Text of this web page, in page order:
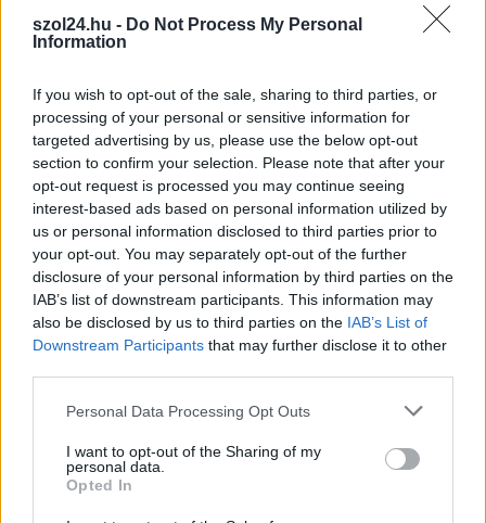
szol24.hu - Do Not Process My Personal
Information
If you wish to opt-out of the sale, sharing to third parties, or
processing of your personal or sensitive information for
targeted advertising by us, please use the below opt-out
section to confirm your selection. Please note that after your
opt-out request is processed you may continue seeing
interest-based ads based on personal information utilized by
us or personal information disclosed to third parties prior to
your opt-out. You may separately opt-out of the further
disclosure of your personal information by third parties on the
IAB’s list of downstream participants. This information may
also be disclosed by us to third parties on the IAB’s List of
Downstream Participants that may further disclose it to other
Please note that this website/app uses one or more Google
not limited to your visit or usage behaviour. You may click to
grant or deny consent to Google and its third-party tags to
use your data for below specified purposes in below Google
Personal Data Processing Opt Outs
I want to opt-out of the Sharing of my
personal data.
Opted In
metró egyik megállójában egy vaddisznó mosolygott rájuk....
Magyarország
2026.08.09. Farkas András
A nyúl, a rolleres és a csodálkozó kislány: így
mémel Magyarország